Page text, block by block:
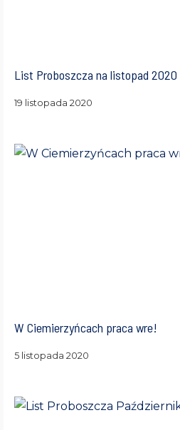
List Proboszcza na listopad 2020
19 listopada 2020
W Ciemierzyńcach praca wre!
5 listopada 2020